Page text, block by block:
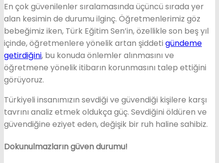
En çok güvenilenler sıralamasında üçüncü sırada yer
alan kesimin de durumu ilginç. Öğretmenlerimiz göz
bebeğimiz iken, Türk Eğitim Sen’in, özellikle son beş yıl
içinde, öğretmenlere yönelik artan şiddeti gündeme
getirdiğini, bu konuda önlemler alınmasını ve
öğretmene yönelik itibarın korunmasını talep ettiğini
görüyoruz.
Türkiyeli insanımızın sevdiği ve güvendiği kişilere karşı
tavrını analiz etmek oldukça güç. Sevdiğini öldüren ve
güvendiğine eziyet eden, değişik bir ruh haline sahibiz.
Dokunulmazların güven durumu!